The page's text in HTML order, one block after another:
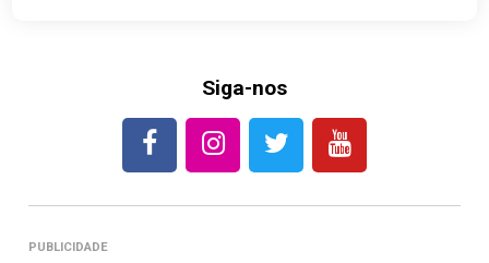
Siga-nos
PUBLICIDADE